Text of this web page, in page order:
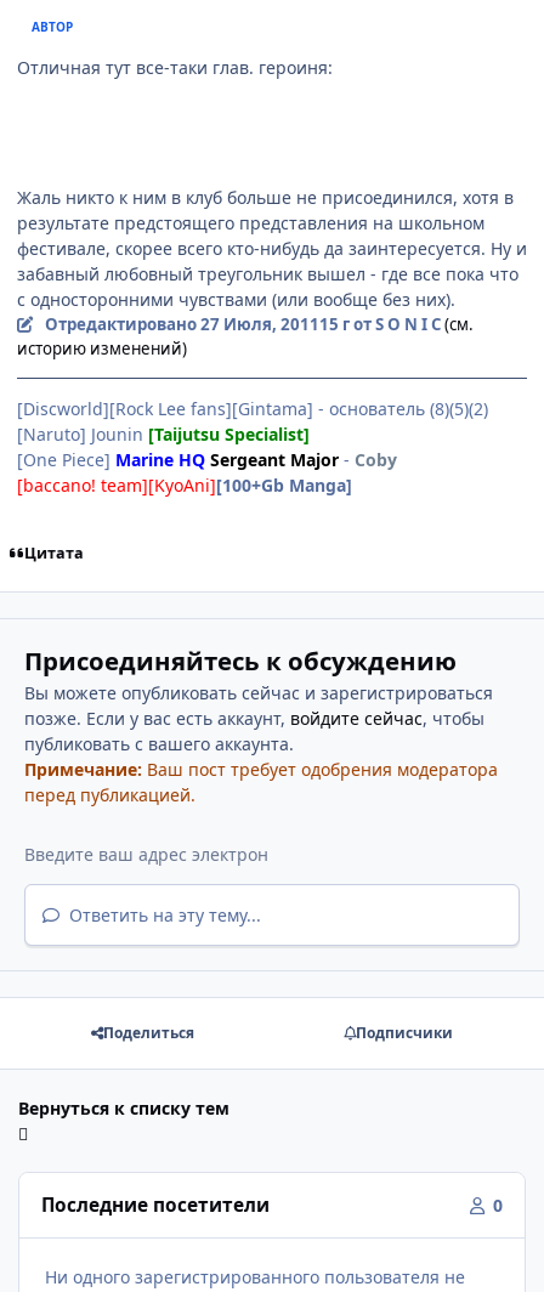
АВТОР
Отличная тут все-таки глав. героиня:
Жаль никто к ним в клуб больше не присоединился, хотя в
результате предстоящего представления на школьном
фестивале, скорее всего кто-нибудь да заинтересуется. Ну и
забавный любовный треугольник вышел - где все пока что
с односторонними чувствами (или вообще без них).
Отредактировано27 Июля, 201115 гот S O N I C(см.
историю изменений)
[Discworld][Rock Lee fans][Gintama] - основатель (8)(5)(2)
[Naruto] Jounin [Taijutsu Specialist]
[One Piece] Marine HQ Sergeant Major - Coby
[baccano! team][KyoAni][100+Gb Manga]
Цитата
Присоединяйтесь к обсуждению
Вы можете опубликовать сейчас и зарегистрироваться
позже. Если у вас есть аккаунт, войдите сейчас, чтобы
публиковать с вашего аккаунта.
Примечание: Ваш пост требует одобрения модератора
перед публикацией.
Ответить на эту тему...
Поделиться Подписчики
Вернуться к списку тем
Последние посетители 0
Ни одного зарегистрированного пользователя не